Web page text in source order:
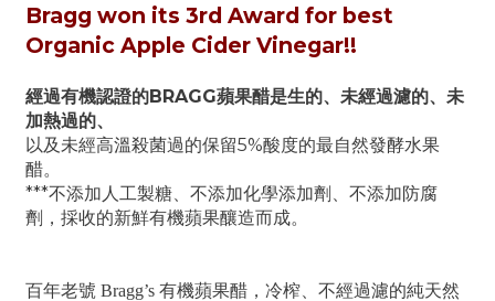
Bragg won its 3rd Award for best
Organic Apple Cider Vinegar!!
經過有機認證的BRAGG蘋果醋是生的、未經過濾的、未
加熱過的、
以及未經高溫殺菌過的保留5%酸度的最自然發酵水果
醋。
***不添加人工製糖、不添加化學添加劑、不添加防腐
劑，採收的新鮮有機蘋果釀造而成。
百年老號 Bragg’s 有機蘋果醋，冷榨、不經過濾的純天然